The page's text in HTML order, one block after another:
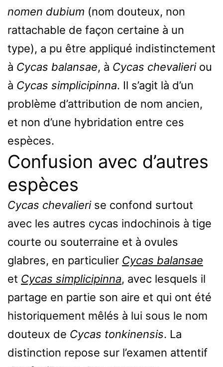
nomen dubium (nom douteux, non
rattachable de façon certaine à un
type), a pu être appliqué indistinctement
à Cycas balansae, à Cycas chevalieriou
à Cycas simplicipinna. Il s’agit là d’un
problème d’attribution de nom ancien,
et non d’une hybridation entre ces
espèces.
Confusion avec d’autres
espèces
Cycas chevalierise confond surtout
avec les autres cycas indochinois à tige
courte ou souterraine et à ovules
glabres, en particulier Cycas balansae
et Cycas simplicipinna, avec lesquels il
partage en partie son aire et qui ont été
historiquement mêlés à lui sous le nom
douteux de Cycas tonkinensis. La
distinction repose sur l’examen attentif